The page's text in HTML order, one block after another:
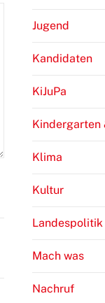
Jugend
Kandidaten
KiJuPa
Kindergarten
Klima
Kultur
Landespolitik
Mach was
Nachruf